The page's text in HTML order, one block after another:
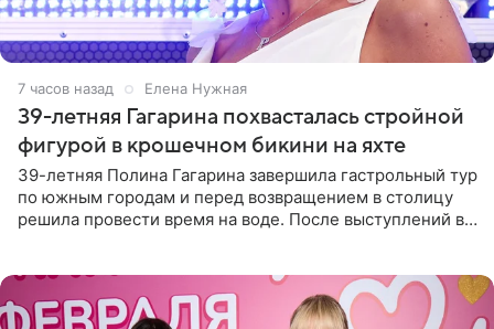
7 часов назад Елена Нужная
39-летняя Гагарина похвасталась стройной
фигурой в крошечном бикини на яхте
39-летняя Полина Гагарина завершила гастрольный тур
по южным городам и перед возвращением в столицу
решила провести время на воде. После выступлений в